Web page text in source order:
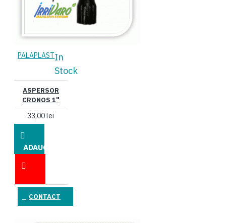
PALAPLASTIn
Stock
ASPERSOR
CRONOS 1"
33,00 lei
ADAUGĂ
CONTACT